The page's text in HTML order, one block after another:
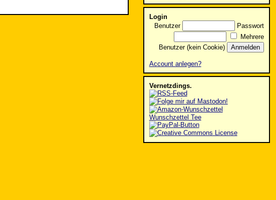
Login
Benutzer
Passwort
Mehrere
Benutzer (kein Cookie)
Account anlegen?
Vernetzdings.
Wunschzettel Tee